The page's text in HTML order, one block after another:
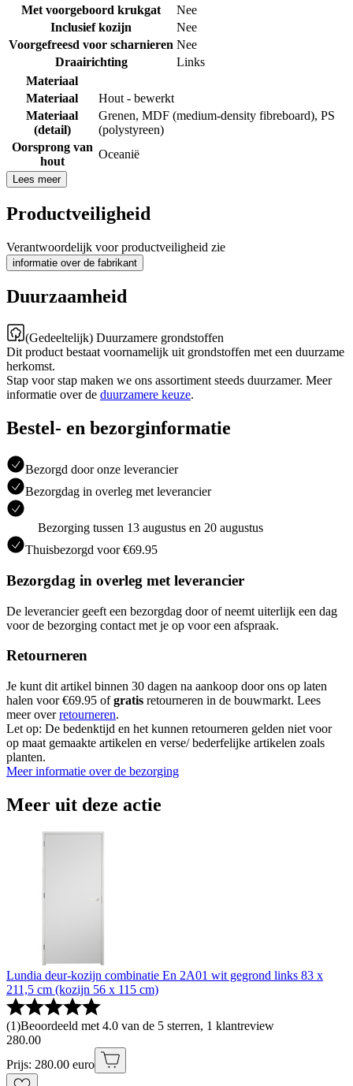
Met voorgeboord krukgat
Nee
Inclusief kozijn
Nee
Voorgefreesd voor scharnieren Nee
Draairichting
Links
Materiaal
Materiaal
Hout - bewerkt
Materiaal
(detail)
Grenen, MDF (medium-density fibreboard), PS
(polystyreen)
Oorsprong van
hout
Oceanië
Lees meer
Productveiligheid
Verantwoordelijk voor productveiligheid zie
informatie over de fabrikant
Duurzaamheid
(Gedeeltelijk) Duurzamere grondstoffen
Dit product bestaat voornamelijk uit grondstoffen met een duurzame
herkomst.
Stap voor stap maken we ons assortiment steeds duurzamer. Meer
informatie over de duurzamere keuze.
Bestel- en bezorginformatie
Bezorgd door onze leverancier
Bezorgdag in overleg met leverancier
Bezorging tussen 13 augustus en 20 augustus
Thuisbezorgd voor €69.95
Bezorgdag in overleg met leverancier
De leverancier geeft een bezorgdag door of neemt uiterlijk een dag
voor de bezorging contact met je op voor een afspraak.
Retourneren
Je kunt dit artikel binnen 30 dagen na aankoop door ons op laten
halen voor €69.95 ofgratis retourneren in de bouwmarkt. Lees
meer overretourneren.
Let op: De bedenktijd en het kunnen retourneren gelden niet voor
op maat gemaakte artikelen en verse/ bederfelijke artikelen zoals
planten.
Meer informatie over de bezorging
Meer uit deze actie
Lundia deur-kozijn combinatie En 2A01 wit gegrond links 83 x
211,5 cm (kozijn 56 x 115 cm)
(1)Beoordeeld met 4.0 van de 5 sterren, 1 klantreview
280.00
Prijs: 280.00 euro